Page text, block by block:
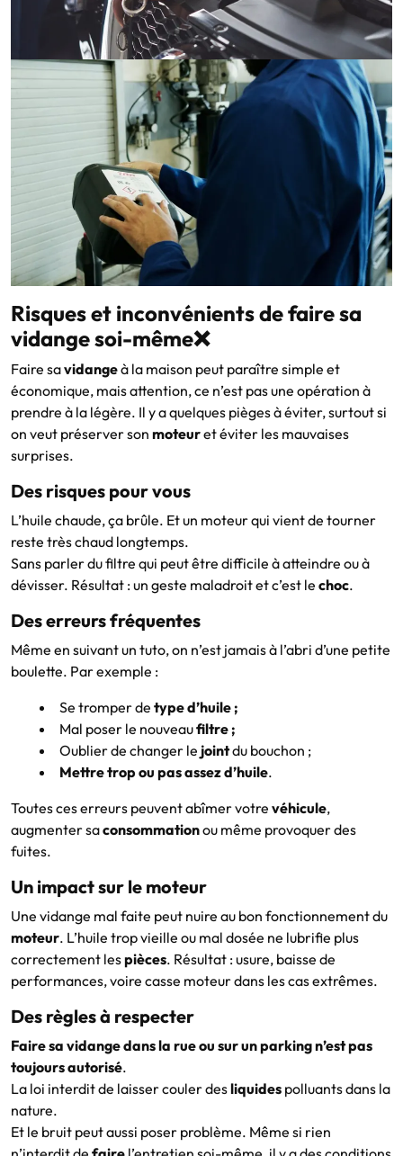
Risques et inconvénients de faire sa
vidange soi-même❌
Faire savidangeà la maison peut paraître simple et
économique, mais attention, ce n’est pas une opération à
prendre à la légère. Il y a quelques pièges à éviter, surtout si
on veut préserver son moteuret éviter les mauvaises
surprises.
Des risques pour vous
L’huile chaude, ça brûle. Et un moteur qui vient de tourner
reste très chaud longtemps.
Sans parler du filtre qui peut être difficile à atteindre ou à
dévisser. Résultat : un geste maladroit et c’est le choc.
Des erreurs fréquentes
Même en suivant un tuto, on n’est jamais à l’abri d’une petite
boulette. Par exemple :
Se tromper de type d’huile ;
Mal poser le nouveaufiltre ;
Oublier de changer le jointdu bouchon ;
Mettre trop ou pas assez d’huile.
Toutes ces erreurs peuvent abîmer votre véhicule,
augmenter saconsommationou même provoquer des
fuites.
Un impact sur le moteur
Une vidange mal faite peut nuire au bon fonctionnement du
moteur. L’huile trop vieille ou mal dosée ne lubrifie plus
correctement lespièces. Résultat : usure, baisse de
performances, voire casse moteur dans les cas extrêmes.
Des règles à respecter
Faire sa vidange dans la rue ou sur un parking n’est pas
toujours autorisé.
La loi interdit de laisser couler desliquides polluants dans la
nature.
Et le bruit peut aussi poser problème. Même si rien